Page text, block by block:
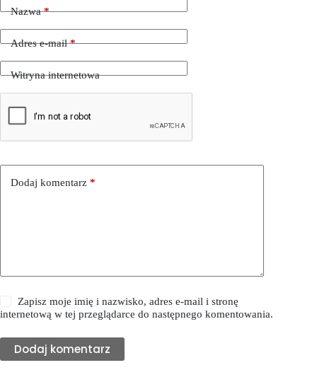
Nazwa*
Adres e-mail*
Witryna internetowa
Dodaj komentarz *
Zapisz moje imię i nazwisko, adres e-mail i stronę
internetową w tej przeglądarce do następnego komentowania.
Dodaj komentarz